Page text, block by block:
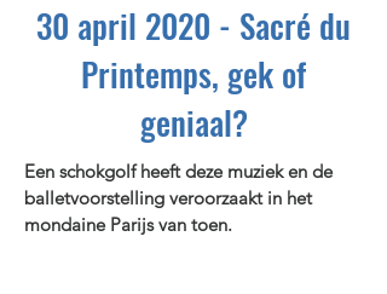
30 april 2020 - Sacré du
Printemps, gek of
geniaal?
Een schokgolf heeft deze muziek en de
balletvoorstelling veroorzaakt in het
mondaine Parijs van toen.